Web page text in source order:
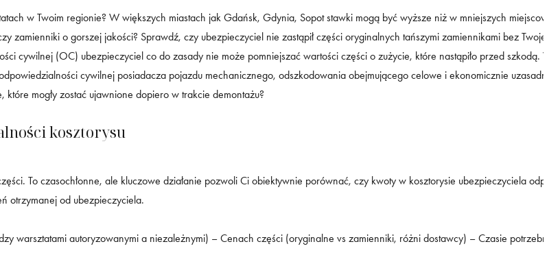
w Twoim regionie? W większych miastach jak Gdańsk, Gdynia, Sopot stawki mogą być wyższe niż w mniejszych
zamienniki o gorszej jakości? Sprawdź, czy ubezpieczyciel nie zastąpił części oryginalnych tańszymi zamiennikami bez
cywilnej (OC) ubezpieczyciel co do zasady nie może pomniejszać wartości części o zużycie, które nastąpiło przed
cywilnej posiadacza pojazdu mechanicznego, odszkodowania obejmującego celowe i ekonomicznie
mogły zostać ujawnione dopiero w trakcie demontażu?
kosztorysu
To czasochłonne, ale kluczowe działanie pozwoli Ci obiektywnie porównać, czy kwoty w kosztorysie
otrzymanej od ubezpieczyciela.
warsztatami autoryzowanymi a niezależnymi) – Cenach części (oryginalne vs zamienniki, różni dostawcy) – Czasie